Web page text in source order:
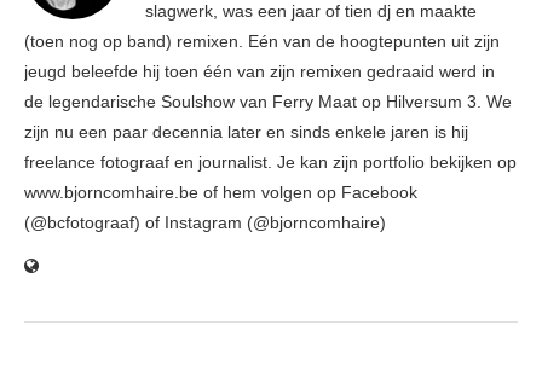
slagwerk, was een jaar of tien dj en maakte
(toen nog op band) remixen. Eén van de hoogtepunten uit zijn
jeugd beleefde hij toen één van zijn remixen gedraaid werd in
de legendarische Soulshow van Ferry Maat op Hilversum 3. We
zijn nu een paar decennia later en sinds enkele jaren is hij
freelance fotograaf en journalist. Je kan zijn portfolio bekijken op
www.bjorncomhaire.be of hem volgen op Facebook
(@bcfotograaf) of Instagram (@bjorncomhaire)